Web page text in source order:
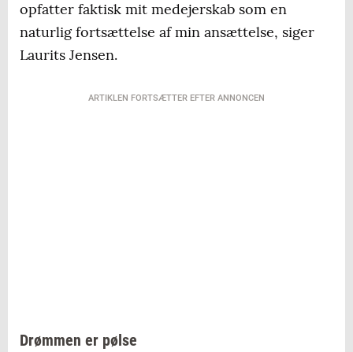
opfatter faktisk mit medejerskab som en
naturlig fortsættelse af min ansættelse, siger
Laurits Jensen.
ARTIKLEN FORTSÆTTER EFTER ANNONCEN
Drømmen er pølse